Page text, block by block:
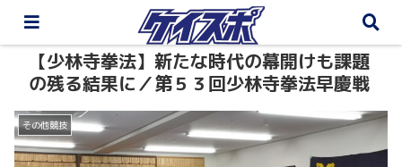
【少林寺拳法】新たな時代の幕開けも課題
の残る結果に／第５３回少林寺拳法早慶戦
その他競技